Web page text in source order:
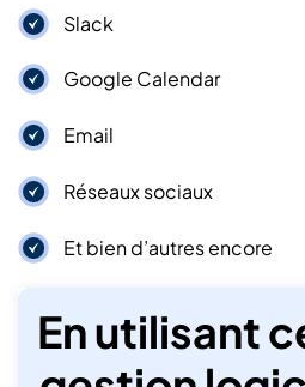
Slack
Google Calendar
Email
Réseaux sociaux
Et bien d’autres encore
En utilisant